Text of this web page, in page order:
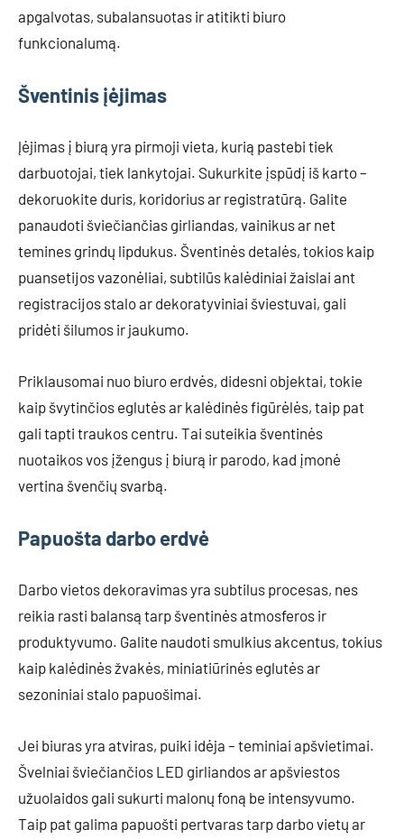
apgalvotas, subalansuotas ir atitikti biuro
funkcionalumą.
Šventinis įėjimas
Įėjimas į biurą yra pirmoji vieta, kurią pastebi tiek
darbuotojai, tiek lankytojai. Sukurkite įspūdį iš karto –
dekoruokite duris, koridorius ar registratūrą. Galite
panaudoti šviečiančias girliandas, vainikus ar net
temines grindų lipdukus. Šventinės detalės, tokios kaip
puansetijos vazonėliai, subtilūs kalėdiniai žaislai ant
registracijos stalo ar dekoratyviniai šviestuvai, gali
pridėti šilumos ir jaukumo.
Priklausomai nuo biuro erdvės, didesni objektai, tokie
kaip švytinčios eglutės ar kalėdinės figūrėlės, taip pat
gali tapti traukos centru. Tai suteikia šventinės
nuotaikos vos įžengus į biurą ir parodo, kad įmonė
vertina švenčių svarbą.
Papuošta darbo erdvė
Darbo vietos dekoravimas yra subtilus procesas, nes
reikia rasti balansą tarp šventinės atmosferos ir
produktyvumo. Galite naudoti smulkius akcentus, tokius
kaip kalėdinės žvakės, miniatiūrinės eglutės ar
sezoniniai stalo papuošimai.
Jei biuras yra atviras, puiki idėja – teminiai apšvietimai.
Švelniai šviečiančios LED girliandos ar apšviestos
užuolaidos gali sukurti malonų foną be intensyvumo.
Taip pat galima papuošti pertvaras tarp darbo vietų ar